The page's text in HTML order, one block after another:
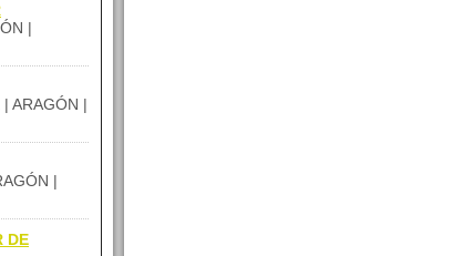
|
ARAGÓN |
|
DE